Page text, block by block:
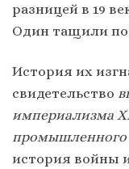
разницей в 19
Один тащили по
История их
свидетельство
империализма
промышленного
история войны